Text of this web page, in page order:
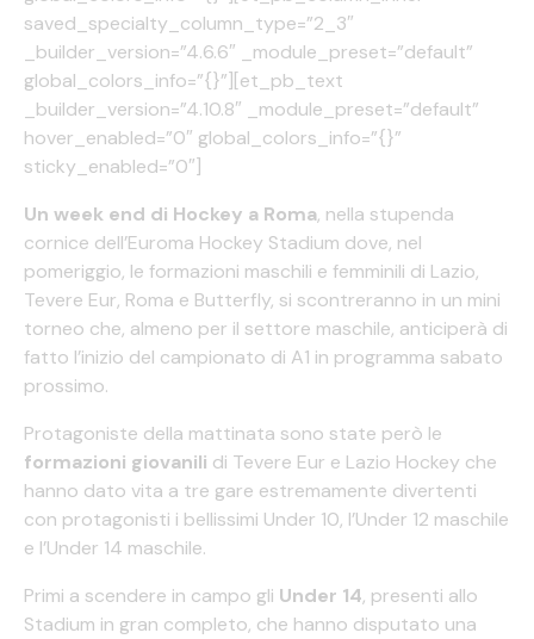
saved_specialty_column_type=”2_3″
_builder_version=”4.6.6″ _module_preset=”default”
global_colors_info=”{}”][et_pb_text
_builder_version=”4.10.8″ _module_preset=”default”
hover_enabled=”0″ global_colors_info=”{}”
sticky_enabled=”0″]
Un week end di Hockey a Roma, nella stupenda
cornice dell’Euroma Hockey Stadium dove, nel
pomeriggio, le formazioni maschili e femminili di Lazio,
Tevere Eur, Roma e Butterfly, si scontreranno in un mini
torneo che, almeno per il settore maschile, anticiperà di
fatto l’inizio del campionato di A1 in programma sabato
prossimo.
Protagoniste della mattinata sono state però le
formazioni giovanili di Tevere Eur e Lazio Hockey che
hanno dato vita a tre gare estremamente divertenti
con protagonisti i bellissimi Under 10, l’Under 12 maschile
e l’Under 14 maschile.
Primi a scendere in campo gli Under 14, presenti allo
Stadium in gran completo, che hanno disputato una